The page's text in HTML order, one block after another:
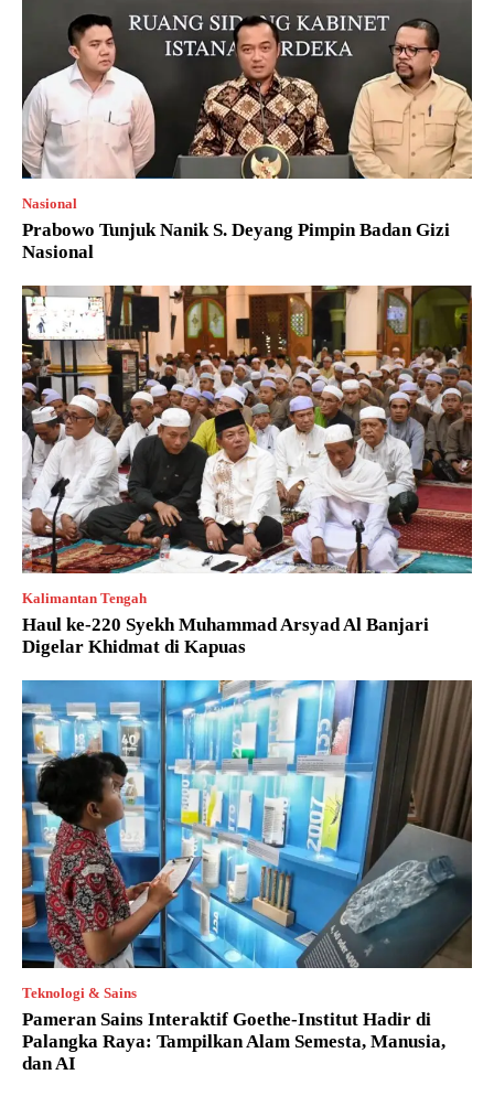
Nasional
Prabowo Tunjuk Nanik S. Deyang Pimpin Badan Gizi
Nasional
Kalimantan Tengah
Haul ke-220 Syekh Muhammad Arsyad Al Banjari
Digelar Khidmat di Kapuas
Teknologi & Sains
Pameran Sains Interaktif Goethe-Institut Hadir di
Palangka Raya: Tampilkan Alam Semesta, Manusia,
dan AI